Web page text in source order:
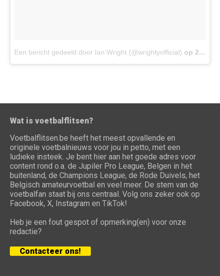
Een bericht gedeeld door Ian Wright (@wrightyofficial) op 28 Mei 2017 om 1:50 PDT
Wat is voetbalflitsen?
Voetbalflitsen.be heeft het meest opvallende en
originele voetbalnieuws voor jou in petto, met een
ludieke insteek. Je bent hier aan het goede adres voor
content rond o.a. de Jupiler Pro League, Belgen in het
buitenland, de Champions League, de Rode Duivels, het
Belgisch amateurvoetbal en veel meer. De stem van de
voetbalfan staat bij ons centraal. Volg ons zeker ook op
Facebook, X, Instagram en TikTok!
Heb je een fout gespot of opmerking(en) voor onze
redactie?
Contacteer ons!